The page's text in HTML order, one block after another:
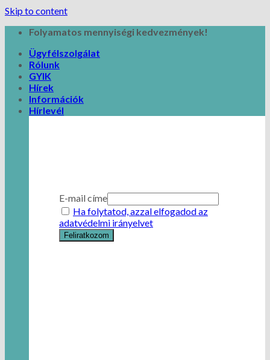
Skip to content
Folyamatos mennyiségi kedvezmények!
Ügyfélszolgálat
Rólunk
GYIK
Hírek
Információk
Hírlevél
E-mail címe
Ha folytatod, azzal elfogadod az
adatvédelmi irányelvet